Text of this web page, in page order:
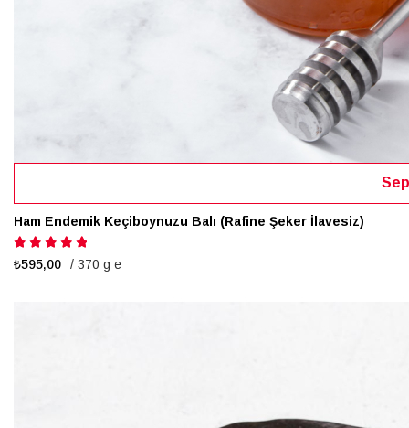
Ham Endemik Keçiboynuzu Balı (Rafine Şeker İlavesiz)
Puanlama:
₺595,00 / 370 g e